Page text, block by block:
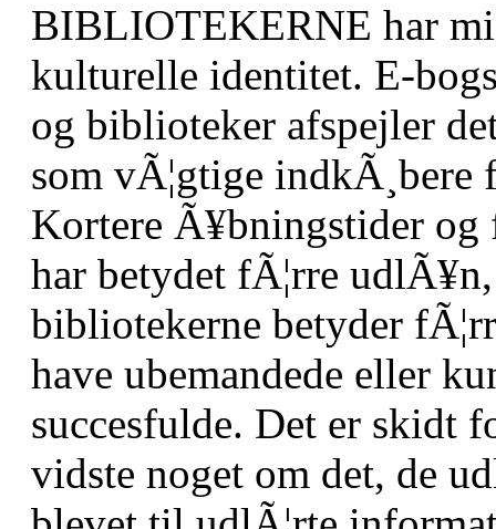
BIBLIOTEKERNE har
kulturelle identitet. E-
og biblioteker afspejler
som vÃ¦gtige
Kortere Ã¥bningstider og
har betydet fÃ¦rre
bibliotekerne betyder
have ubemandede eller
succesfulde. Det er skidt
vidste noget om det, de